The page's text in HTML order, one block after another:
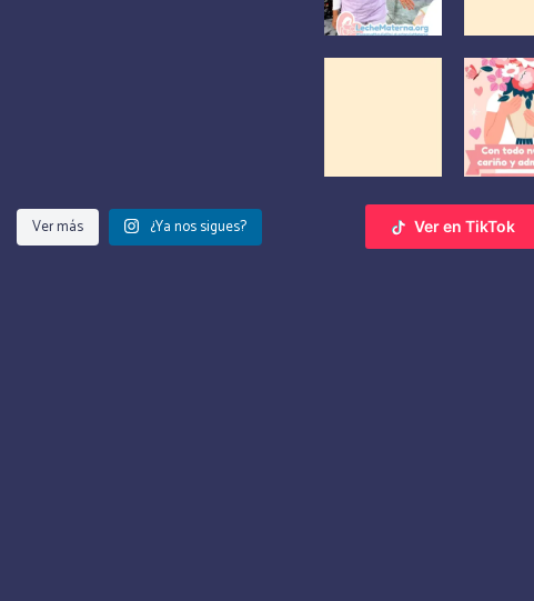
Ver más ¿Ya nos sigues? Ver en TikTok